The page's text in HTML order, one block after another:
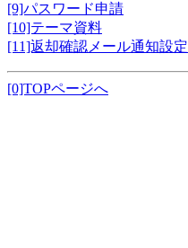
[9]パスワード申請
[10]テーマ資料
[11]返却確認メール通知設定
[0]TOPページへ